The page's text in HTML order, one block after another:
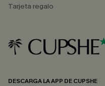
Tarjeta regalo
DESCARGA LA APP DE CUPSHE